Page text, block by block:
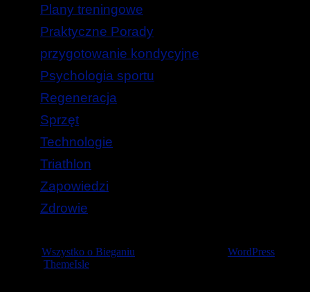
Plany treningowe
Praktyczne Porady
przygotowanie kondycyjne
Psychologia sportu
Regeneracja
Sprzęt
Technologie
Triathlon
Zapowiedzi
Zdrowie
Wszystko o Bieganiu
WordPress
ThemeIsle